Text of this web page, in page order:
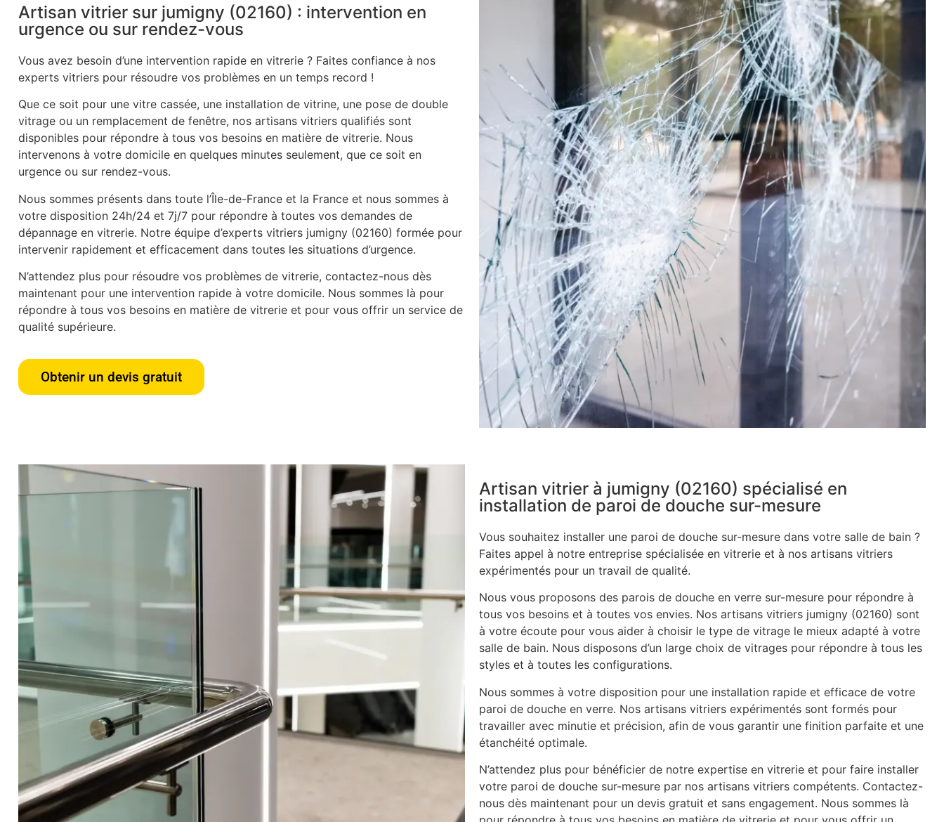
Artisan vitrier sur jumigny (02160) : intervention en
urgence ou sur rendez-vous
Vous avez besoin d’une intervention rapide en vitrerie ? Faites confiance à nos
experts vitriers pour résoudre vos problèmes en un temps record !
Que ce soit pour une vitre cassée, une installation de vitrine, une pose de double
vitrage ou un remplacement de fenêtre, nos artisans vitriers qualifiés sont
disponibles pour répondre à tous vos besoins en matière de vitrerie. Nous
intervenons à votre domicile en quelques minutes seulement, que ce soit en
urgence ou sur rendez-vous.
Nous sommes présents dans toute l’Île-de-France et la France et nous sommes à
votre disposition 24h/24 et 7j/7 pour répondre à toutes vos demandes de
dépannage en vitrerie. Notre équipe d’experts vitriers jumigny (02160) formée pour
intervenir rapidement et efficacement dans toutes les situations d’urgence.
N’attendez plus pour résoudre vos problèmes de vitrerie, contactez-nous dès
maintenant pour une intervention rapide à votre domicile. Nous sommes là pour
répondre à tous vos besoins en matière de vitrerie et pour vous offrir un service de
qualité supérieure.
Obtenir un devis gratuit
Artisan vitrier à jumigny (02160) spécialisé en
installation de paroi de douche sur-mesure
Vous souhaitez installer une paroi de douche sur-mesure dans votre salle de bain ?
Faites appel à notre entreprise spécialisée en vitrerie et à nos artisans vitriers
expérimentés pour un travail de qualité.
Nous vous proposons des parois de douche en verre sur-mesure pour répondre à
tous vos besoins et à toutes vos envies. Nos artisans vitriers jumigny (02160) sont
à votre écoute pour vous aider à choisir le type de vitrage le mieux adapté à votre
salle de bain. Nous disposons d’un large choix de vitrages pour répondre à tous les
styles et à toutes les configurations.
Nous sommes à votre disposition pour une installation rapide et efficace de votre
paroi de douche en verre. Nos artisans vitriers expérimentés sont formés pour
travailler avec minutie et précision, afin de vous garantir une finition parfaite et une
étanchéité optimale.
N’attendez plus pour bénéficier de notre expertise en vitrerie et pour faire installer
votre paroi de douche sur-mesure par nos artisans vitriers compétents. Contactez-
nous dès maintenant pour un devis gratuit et sans engagement. Nous sommes là